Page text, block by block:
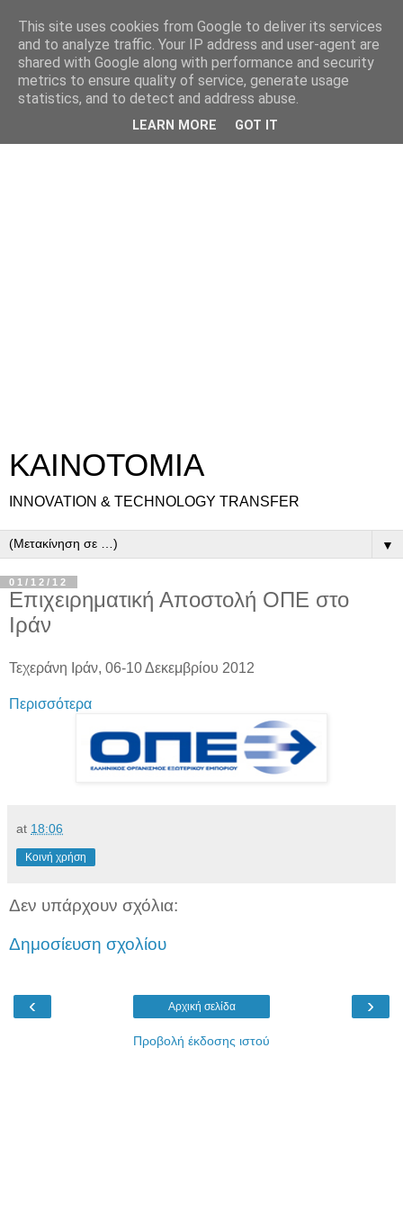
ΚΑΙΝΟΤΟΜΙΑ
INNOVATION & TECHNOLOGY TRANSFER
▼
01/12/12
Επιχειρηματική Αποστολή ΟΠΕ στο
Ιράν
Τεχεράνη Ιράν, 06-10 Δεκεμβρίου 2012
Περισσότερα
at 18:06
Κοινή χρήση
Δεν υπάρχουν σχόλια:
Δημοσίευση σχολίου
‹ ›
Αρχική σελίδα
Προβολή έκδοσης ιστού
This site uses cookies from Google to deliver its services
and to analyze traffic. Your IP address and user-agent are
shared with Google along with performance and security
metrics to ensure quality of service, generate usage
statistics, and to detect and address abuse.
LEARN MORE GOT IT